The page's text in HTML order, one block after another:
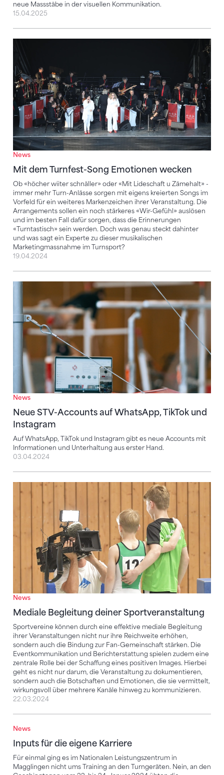
neue Massstäbe in der visuellen Kommunikation.
15.04.2025
News
Mit dem Turnfest-Song Emotionen wecken
Ob «höcher wiiter schnäller» oder «Mit Lideschaft u Zämehalt» -
immer mehr Turn-Anlässe sorgen mit eigens kreierten Songs im
Vorfeld für ein weiteres Markenzeichen ihrer Veranstaltung. Die
Arrangements sollen ein noch stärkeres «Wir-Gefühl» auslösen
und im besten Fall dafür sorgen, dass die Erinnerungen
«Turntastisch» sein werden. Doch was genau steckt dahinter
und was sagt ein Experte zu dieser musikalischen
Marketingmassnahme im Turnsport?
19.04.2024
News
Neue STV-Accounts auf WhatsApp, TikTok und
Instagram
Auf WhatsApp, TikTok und Instagram gibt es neue Accounts mit
Informationen und Unterhaltung aus erster Hand.
Neue STV-Accounts auf WhatsApp, TikTok und
03.04.2024
News
Mediale Begleitung deiner Sportveranstaltung
Sportvereine können durch eine effektive mediale Begleitung
ihrer Veranstaltungen nicht nur ihre Reichweite erhöhen,
sondern auch die Bindung zur Fan-Gemeinschaft stärken. Die
Eventkommunikation und Berichterstattung spielen zudem eine
zentrale Rolle bei der Schaffung eines positiven Images. Hierbei
geht es nicht nur darum, die Veranstaltung zu dokumentieren,
sondern auch die Botschaften und Emotionen, die sie vermittelt,
wirkungsvoll über mehrere Kanäle hinweg zu kommunizieren.
Mediale Begleitung deiner Sportveranstaltung
22.03.2024
News
Inputs für die eigene Karriere
Für einmal ging es im Nationalen Leistungszentrum in
Magglingen nicht ums Training an den Turngeräten. Nein, an den
Inputs für die eigene Karriere